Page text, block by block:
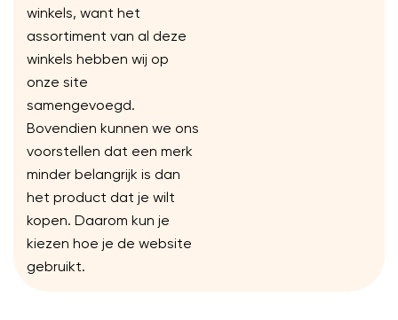
winkels, want het
assortiment van al deze
winkels hebben wij op
onze site
samengevoegd.
Bovendien kunnen we ons
voorstellen dat een merk
minder belangrijk is dan
het product dat je wilt
kopen. Daarom kun je
kiezen hoe je de website
gebruikt.